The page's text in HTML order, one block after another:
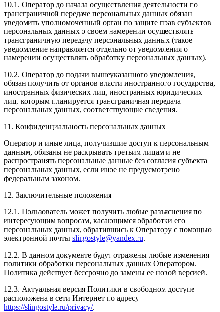
10.1. Оператор до начала осуществления деятельности по
трансграничной передаче персональных данных обязан
уведомить уполномоченный орган по защите прав субъектов
персональных данных о своем намерении осуществлять
трансграничную передачу персональных данных (такое
уведомление направляется отдельно от уведомления о
намерении осуществлять обработку персональных данных).
10.2. Оператор до подачи вышеуказанного уведомления,
обязан получить от органов власти иностранного государства,
иностранных физических лиц, иностранных юридических
лиц, которым планируется трансграничная передача
персональных данных, соответствующие сведения.
11. Конфиденциальность персональных данных
Оператор и иные лица, получившие доступ к персональным
данным, обязаны не раскрывать третьим лицам и не
распространять персональные данные без согласия субъекта
персональных данных, если иное не предусмотрено
федеральным законом.
12. Заключительные положения
12.1. Пользователь может получить любые разъяснения по
интересующим вопросам, касающимся обработки его
персональных данных, обратившись к Оператору с помощью
электронной почты slingostyle@yandex.ru.
12.2. В данном документе будут отражены любые изменения
политики обработки персональных данных Оператором.
Политика действует бессрочно до замены ее новой версией.
12.3. Актуальная версия Политики в свободном доступе
расположена в сети Интернет по адресу
https://slingostyle.ru/privacy/.